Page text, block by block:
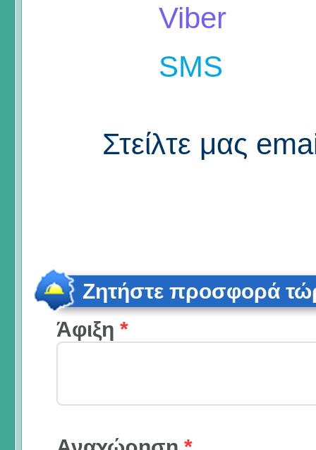
Viber
SMS
Στείλτε μας
Ζητήστε προσφορά
Άφιξη *